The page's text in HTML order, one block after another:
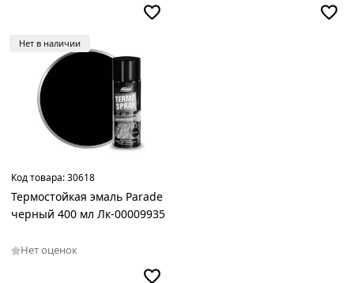
Нет в наличии
Код товара:30618
Термостойкая эмаль Parade
черный 400 мл Лк-00009935
Нет оценок